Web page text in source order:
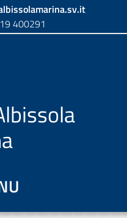
400291